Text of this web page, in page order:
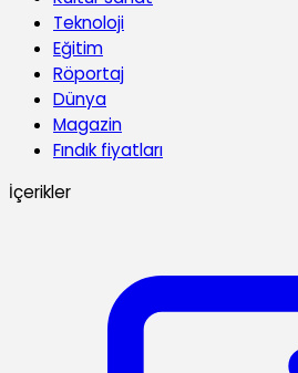
Teknoloji
Eğitim
Röportaj
Dünya
Magazin
Fındık fiyatları
İçerikler